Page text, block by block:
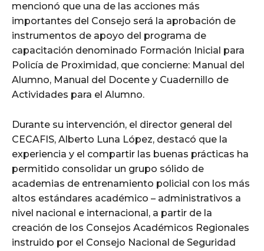
mencionó que una de las acciones más
importantes del Consejo será la aprobación de
instrumentos de apoyo del programa de
capacitación denominado Formación Inicial para
Policía de Proximidad, que concierne: Manual del
Alumno, Manual del Docente y Cuadernillo de
Actividades para el Alumno.
Durante su intervención, el director general del
CECAFIS, Alberto Luna López, destacó que la
experiencia y el compartir las buenas prácticas ha
permitido consolidar un grupo sólido de
academias de entrenamiento policial con los más
altos estándares académico – administrativos a
nivel nacional e internacional, a partir de la
creación de los Consejos Académicos Regionales
instruido por el Consejo Nacional de Seguridad